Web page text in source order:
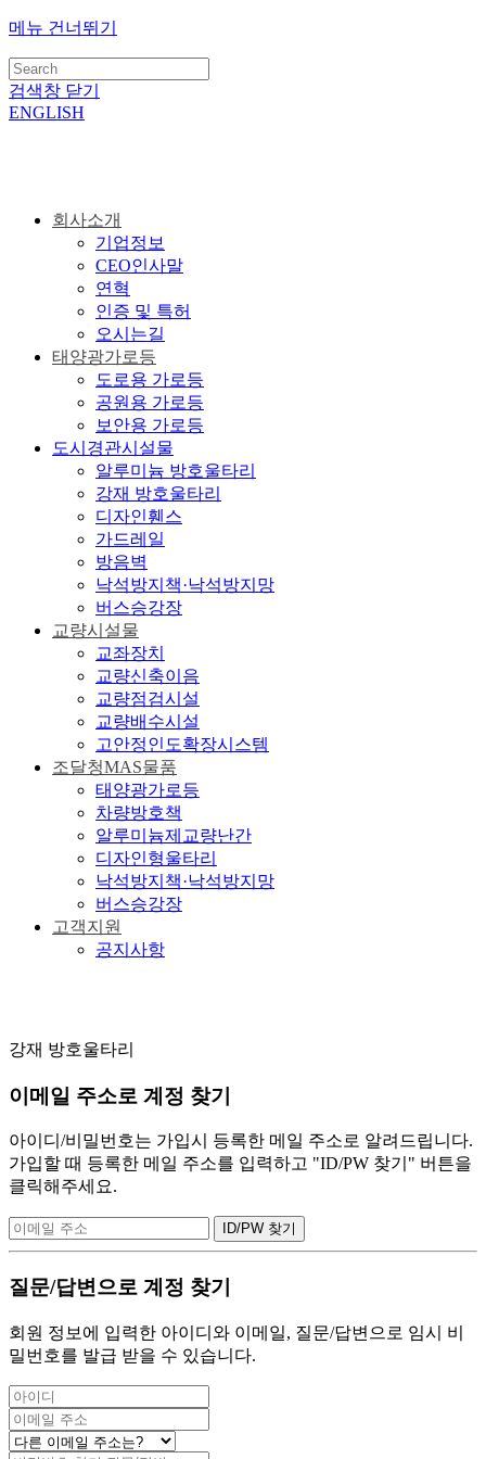
메뉴 건너뛰기
검색창 닫기
ENGLISH
회사소개
기업정보
CEO인사말
연혁
인증 및 특허
오시는길
태양광가로등
도로용 가로등
공원용 가로등
보안용 가로등
도시경관시설물
알루미늄 방호울타리
강재 방호울타리
디자인휀스
가드레일
방음벽
낙석방지책·낙석방지망
버스승강장
교량시설물
교좌장치
교량신축이음
교량점검시설
교량배수시설
고안정인도확장시스템
조달청MAS물품
태양광가로등
차량방호책
알루미늄제교량난간
디자인형울타리
낙석방지책·낙석방지망
버스승강장
고객지원
공지사항
강재 방호울타리
이메일 주소로 계정 찾기
아이디/비밀번호는 가입시 등록한 메일 주소로 알려드립니다.
가입할 때 등록한 메일 주소를 입력하고 "ID/PW 찾기" 버튼을
클릭해주세요.
질문/답변으로 계정 찾기
회원 정보에 입력한 아이디와 이메일, 질문/답변으로 임시 비
밀번호를 발급 받을 수 있습니다.